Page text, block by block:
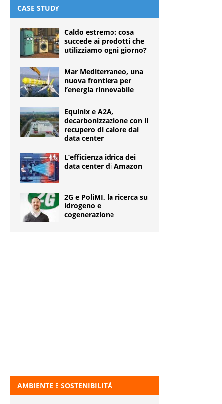
CASE STUDY
Caldo estremo: cosa
succede ai prodotti che
utilizziamo ogni giorno?
Mar Mediterraneo, una
nuova frontiera per
l’energia rinnovabile
Equinix e A2A,
decarbonizzazione con il
recupero di calore dai
data center
L’efficienza idrica dei
data center di Amazon
2G e PoliMI, la ricerca su
idrogeno e
cogenerazione
AMBIENTE E SOSTENIBILITÀ